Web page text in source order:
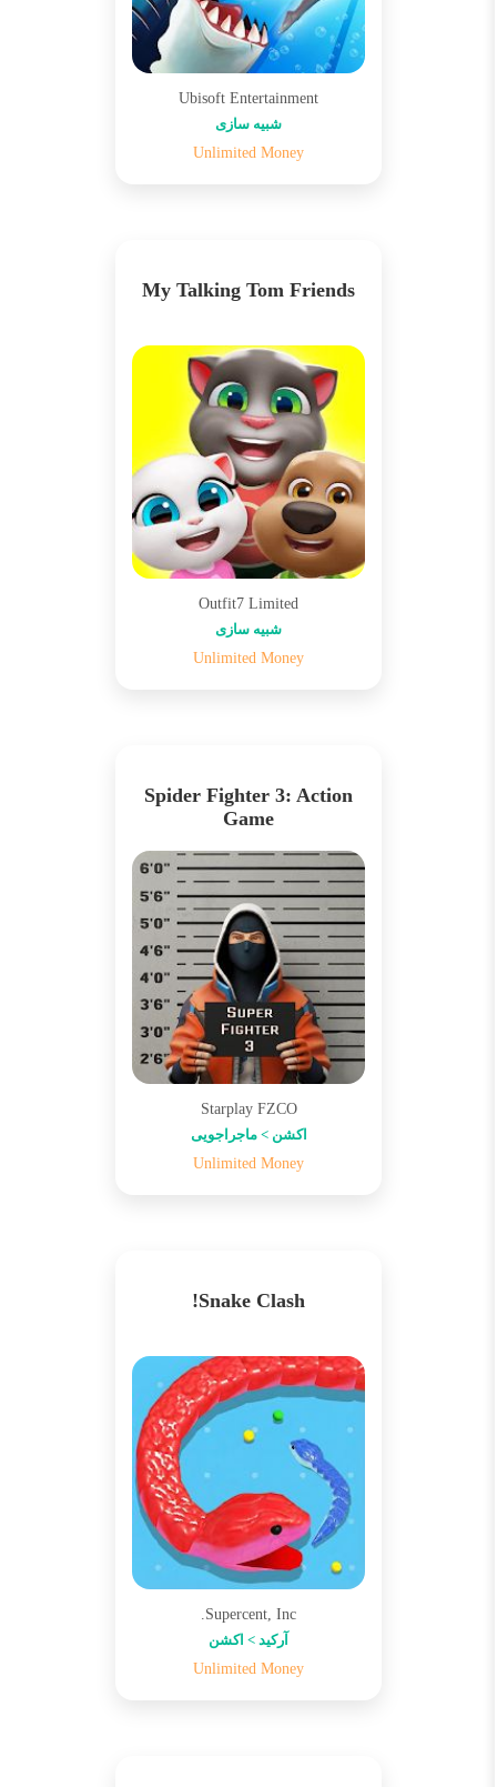
Ubisoft Entertainment
شبیه سازی
Unlimited Money
My Talking Tom Friends
Outfit7 Limited
شبیه سازی
Unlimited Money
Spider Fighter 3: Action
Game
Starplay FZCO
اکشن > ماجراجویی
Unlimited Money
Snake Clash!
Supercent, Inc.
آرکید > اکشن
Unlimited Money